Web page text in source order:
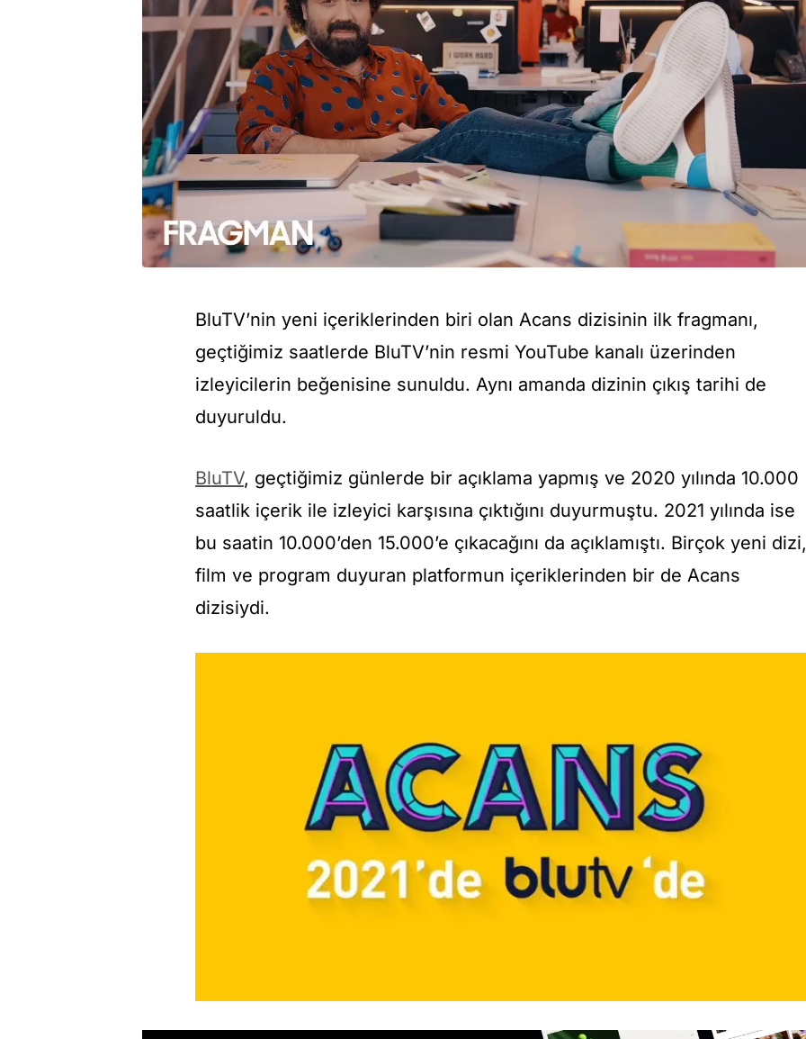
BluTV’nin yeni içeriklerinden biri olan Acans dizisinin ilk fragmanı,
geçtiğimiz saatlerde BluTV’nin resmi YouTube kanalı üzerinden
izleyicilerin beğenisine sunuldu. Aynı amanda dizinin çıkış tarihi de
duyuruldu.
BluTV, geçtiğimiz günlerde bir açıklama yapmış ve 2020 yılında 10.000
saatlik içerik ile izleyici karşısına çıktığını duyurmuştu. 2021 yılında ise
bu saatin 10.000’den 15.000’e çıkacağını da açıklamıştı. Birçok yeni dizi,
film ve program duyuran platformun içeriklerinden bir de Acans
dizisiydi.